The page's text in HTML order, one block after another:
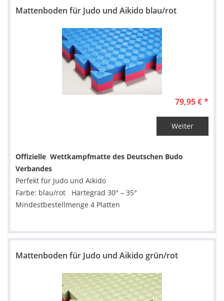
Mattenboden für Judo und Aikido blau/rot
79,95 € *
Weiter
Offizielle Wettkampfmatte des Deutschen Budo
Verbandes
Perfekt für Judo und Aikido
Farbe: blau/rot Härtegrad 30° – 35°
Mindestbestellmenge 4 Platten
Mattenboden für Judo und Aikido grün/rot